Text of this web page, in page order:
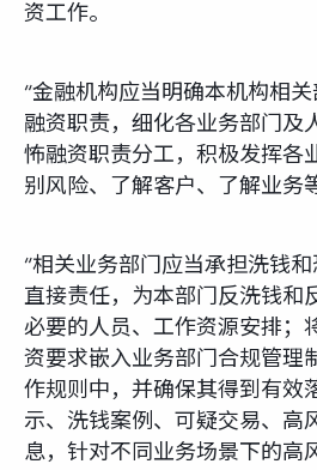
资工作。
“金融机构应当明确本机构相
融资职责，细化各业务部门及
怖融资职责分工，积极发挥各
别风险、了解客户、了解业务
“相关业务部门应当承担洗钱
直接责任，为本部门反洗钱和
必要的人员、工作资源安排；
资要求嵌入业务部门合规管理
作规则中，并确保其得到有效
示、洗钱案例、可疑交易、高
息，针对不同业务场景下的高